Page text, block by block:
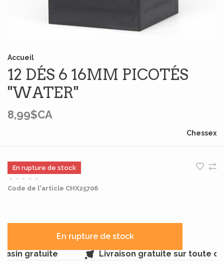
Accueil
12 DÉS 6 16MM PICOTÉS
''WATER''
8,99$CA
Chessex
En rupture de stock
•
• • •
•
Code de l'article CHX25706
En rupture de stock
gratuite
Livraison gratuite sur toute